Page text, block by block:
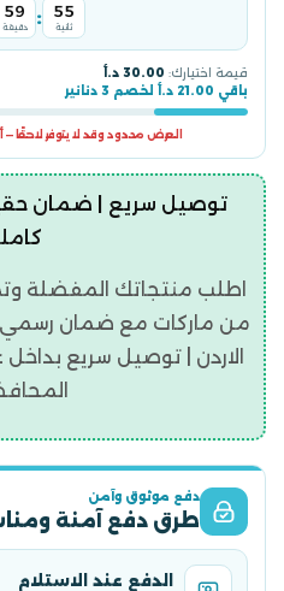
59
دقيقة : 54
ثانية
قيمة اختيارك: 30.00 د.أ
باقي 21.00 د.أ لخصم 3 دنانير
العرض محدود وقد لا يتوفر لاحقًا
اطلب منتجاتك المفضلة
من ماركات مع ضمان
الاردن | توصيل سريع
دفع موثوق وآمن
طرق دفع آمنة
الدفع عند الاستلام